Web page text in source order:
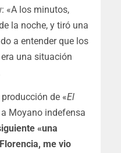
«A los minutos,
la noche, y tiró una
a entender que los
una situación
de «El
a Moyano indefensa
«una
me vio